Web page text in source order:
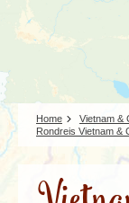
Home
Vietnam &
Rondreis Vietnam &